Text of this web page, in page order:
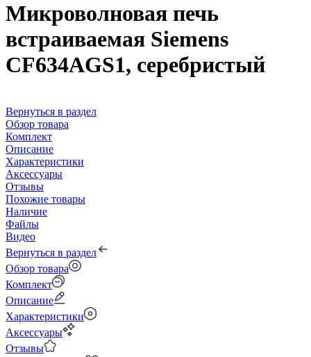
Микроволновая печь
встраиваемая Siemens
CF634AGS1, серебристый
Вернуться в раздел
Обзор товара
Комплект
Описание
Характеристики
Аксессуары
Отзывы
Похожие товары
Наличие
Файлы
Видео
Вернуться в раздел
Обзор товара
Комплект
Описание
Характеристики
Аксессуары
Отзывы